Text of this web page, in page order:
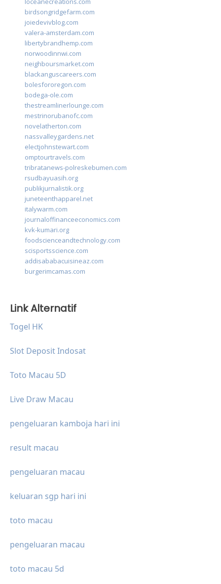
birdsongridgefarm.com
joiedevivblog.com
valera-amsterdam.com
libertybrandhemp.com
norwoodinnwi.com
neighboursmarket.com
blackanguscareers.com
bolesfororegon.com
bodega-ole.com
thestreamlinerlounge.com
mestrinorubanofc.com
novelatherton.com
nassvalleygardens.net
electjohnstewart.com
omptourtravels.com
tribratanews-polreskebumen.com
rsudbayuasih.org
publikjurnalistik.org
juneteenthapparel.net
italywarm.com
journaloffinanceeconomics.com
kvk-kumari.org
foodscienceandtechnology.com
scisportsscience.com
addisababacuisineaz.com
burgerimcamas.com
Link Alternatif
Togel HK
Slot Deposit Indosat
Toto Macau 5D
Live Draw Macau
pengeluaran kamboja hari ini
result macau
pengeluaran macau
keluaran sgp hari ini
toto macau
pengeluaran macau
toto macau 5d